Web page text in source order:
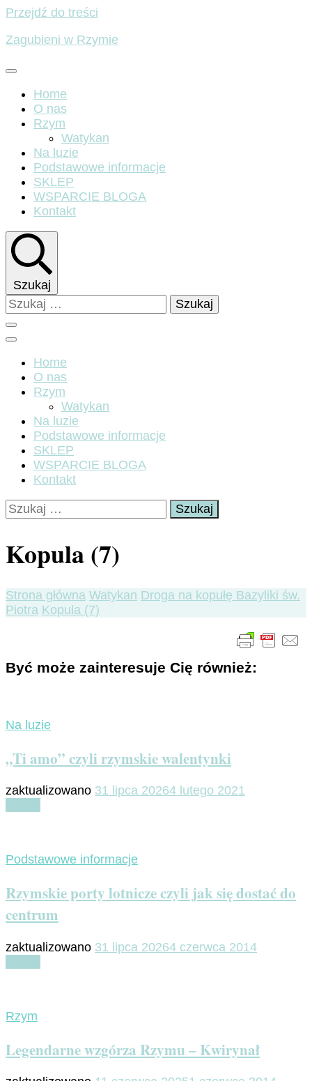
Przejdź do treści
Zagubieni w Rzymie
Home
O nas
Rzym
Watykan
Na luzie
Podstawowe informacje
SKLEP
WSPARCIE BLOGA
Kontakt
Szukaj
Szukaj:
Home
O nas
Rzym
Watykan
Na luzie
Podstawowe informacje
SKLEP
WSPARCIE BLOGA
Kontakt
Szukaj:
Kopula (7)
Strona główna Watykan Droga na kopułę Bazyliki św.
Piotra Kopula (7)
Być może zainteresuje Cię również:
Na luzie
„Ti amo” czyli rzymskie walentynki
zaktualizowano 31 lipca 20264 lutego 2021
Podstawowe informacje
Rzymskie porty lotnicze czyli jak się dostać do
centrum
zaktualizowano 31 lipca 20264 czerwca 2014
Rzym
Legendarne wzgórza Rzymu – Kwirynał